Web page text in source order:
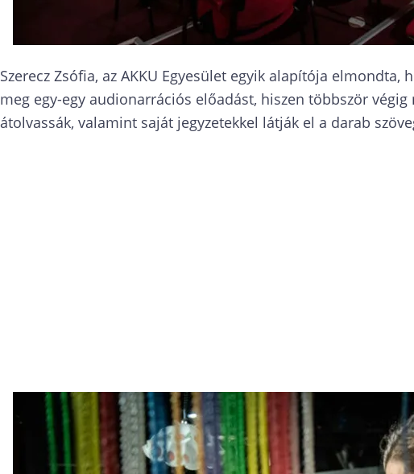
Szerecz Zsófia, az AKKU Egyesület egyik alapítója elmondta,
meg egy-egy audionarrációs előadást, hiszen többször
átolvassák, valamint saját jegyzetekkel látják el a darab